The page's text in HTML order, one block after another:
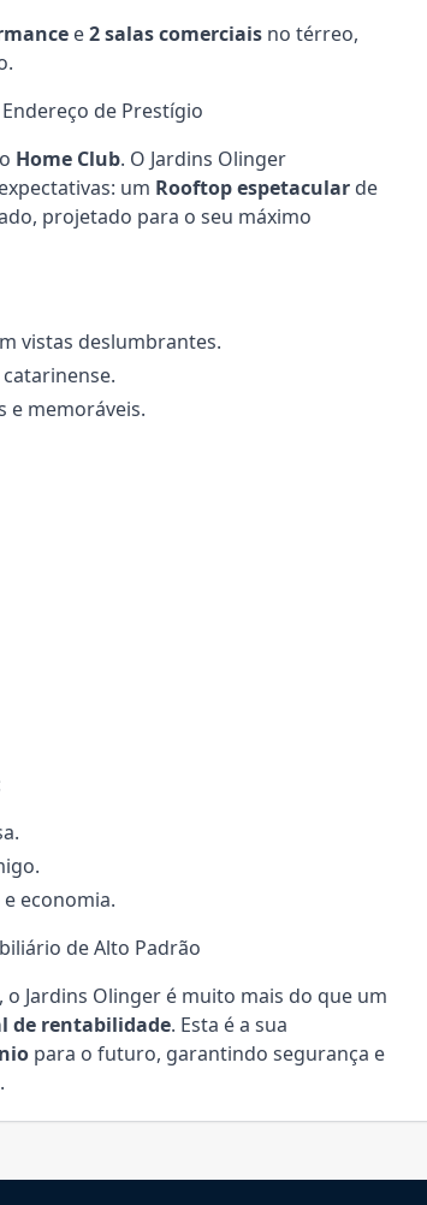
e2 salas comerciais no térreo,
de Prestígio
Home Club. O Jardins Olinger
um Rooftop espetacular de
projetado para o seu máximo
vistas deslumbrantes.
e memoráveis.
economia.
de Alto Padrão
Jardins Olinger é muito mais do que um
de rentabilidade. Esta é a sua
para o futuro, garantindo segurança e